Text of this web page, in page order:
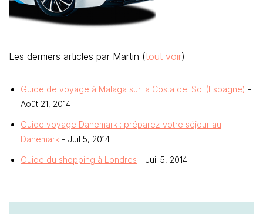
Les derniers articles par Martin (tout voir)
Guide de voyage à Malaga sur la Costa del Sol (Espagne) -
Août 21, 2014
Guide voyage Danemark : préparez votre séjour au
Danemark - Juil 5, 2014
Guide du shopping à Londres - Juil 5, 2014